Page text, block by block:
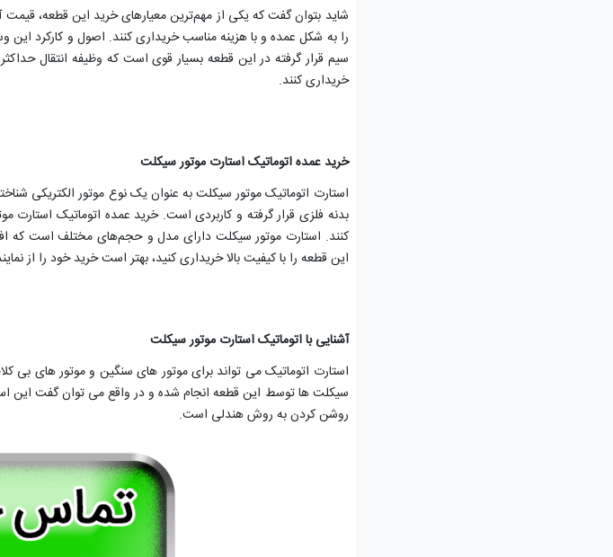
شاید بتوان گفت که یکی از مهم‌ترین معیارهای خرید این قطعه،
را به شکل عمده و با هزینه مناسب خریداری کنند. اصول و کارکرد
سیم قرار گرفته در این قطعه بسیار قوی است که وظیفه انتقال
خریداری کنند.
خرید عمده اتوماتیک استارت موتور سیکلت
استارت اتوماتیک موتور سیکلت به عنوان یک نوع موتور
بدنه فلزی قرار گرفته و کاربردی است. خرید عمده اتوماتیک استارت
کنند. استارت موتور سیکلت دارای مدل و حجم‌های مختلف است که
این قطعه را با کیفیت بالا خریداری کنید، بهتر است خرید خود را از
آشنایی با اتوماتیک استارت موتور سیکلت
استارت اتوماتیک می تواند برای موتور های سنگین و موتور های بی
سیکلت ها توسط این قطعه انجام شده و در واقع می توان گفت این
روشن کردن به روش هندلی است.